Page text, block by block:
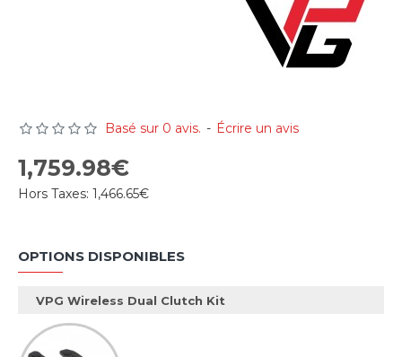
Basé sur 0 avis. - Écrire un avis
1,759.98€
Hors Taxes: 1,466.65€
OPTIONS DISPONIBLES
VPG Wireless Dual Clutch Kit